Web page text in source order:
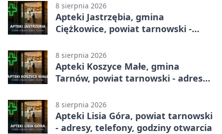
8 sierpnia 2026
Apteki Jastrzębia, gmina
Ciężkowice, powiat tarnowski -
8 sierpnia 2026
Apteki Koszyce Małe, gmina
Tarnów, powiat tarnowski - adresy,
8 sierpnia 2026
Apteki Lisia Góra, powiat tarnowski
- adresy, telefony, godziny otwarcia